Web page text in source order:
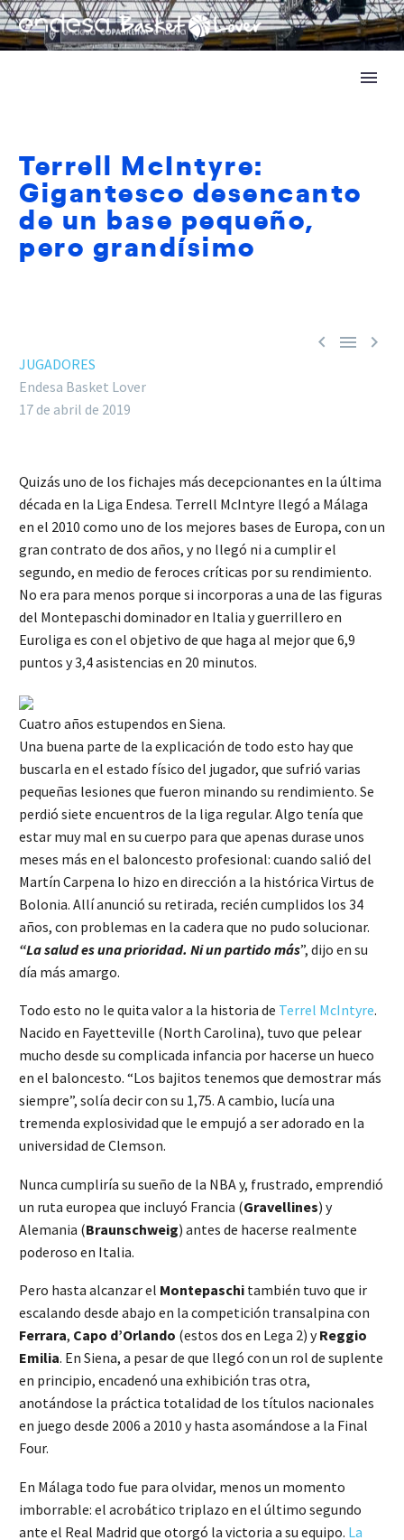
Terrell McIntyre:
Gigantesco desencanto
de un base pequeño,
pero grandísimo
  
JUGADORES
Endesa Basket Lover
17 de abril de 2019
Quizás uno de los fichajes más decepcionantes en la última
década en la Liga Endesa. Terrell McIntyre llegó a Málaga
en el 2010 como uno de los mejores bases de Europa, con un
gran contrato de dos años, y no llegó ni a cumplir el
segundo, en medio de feroces críticas por su rendimiento.
No era para menos porque si incorporas a una de las figuras
del Montepaschi dominador en Italia y guerrillero en
Euroliga es con el objetivo de que haga al mejor que 6,9
puntos y 3,4 asistencias en 20 minutos.
Cuatro años estupendos en Siena.
Una buena parte de la explicación de todo esto hay que
buscarla en el estado físico del jugador, que sufrió varias
pequeñas lesiones que fueron minando su rendimiento. Se
perdió siete encuentros de la liga regular. Algo tenía que
estar muy mal en su cuerpo para que apenas durase unos
meses más en el baloncesto profesional: cuando salió del
Martín Carpena lo hizo en dirección a la histórica Virtus de
Bolonia. Allí anunció su retirada, recién cumplidos los 34
años, con problemas en la cadera que no pudo solucionar.
“La salud es una prioridad. Ni un partido más”, dijo en su
día más amargo.
Todo esto no le quita valor a la historia de Terrel McIntyre.
Nacido en Fayetteville (North Carolina), tuvo que pelear
mucho desde su complicada infancia por hacerse un hueco
en el baloncesto. “Los bajitos tenemos que demostrar más
siempre”, solía decir con su 1,75. A cambio, lucía una
tremenda explosividad que le empujó a ser adorado en la
universidad de Clemson.
Nunca cumpliría su sueño de la NBA y, frustrado, emprendió
un ruta europea que incluyó Francia (Gravellines) y
Alemania (Braunschweig) antes de hacerse realmente
poderoso en Italia.
Pero hasta alcanzar el Montepaschi también tuvo que ir
escalando desde abajo en la competición transalpina con
Ferrara, Capo d’Orlando (estos dos en Lega 2) yReggio
Emilia. En Siena, a pesar de que llegó con un rol de suplente
en principio, encadenó una exhibición tras otra,
anotándose la práctica totalidad de los títulos nacionales
en juego desde 2006 a 2010 y hasta asomándose a la Final
Four.
En Málaga todo fue para olvidar, menos un momento
imborrable: el acrobático triplazo en el último segundo
ante el Real Madrid que otorgó la victoria a su equipo. La